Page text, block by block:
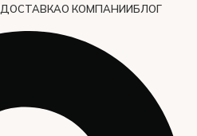
ДОСТАВКАО КОМПАНИИБЛОГ